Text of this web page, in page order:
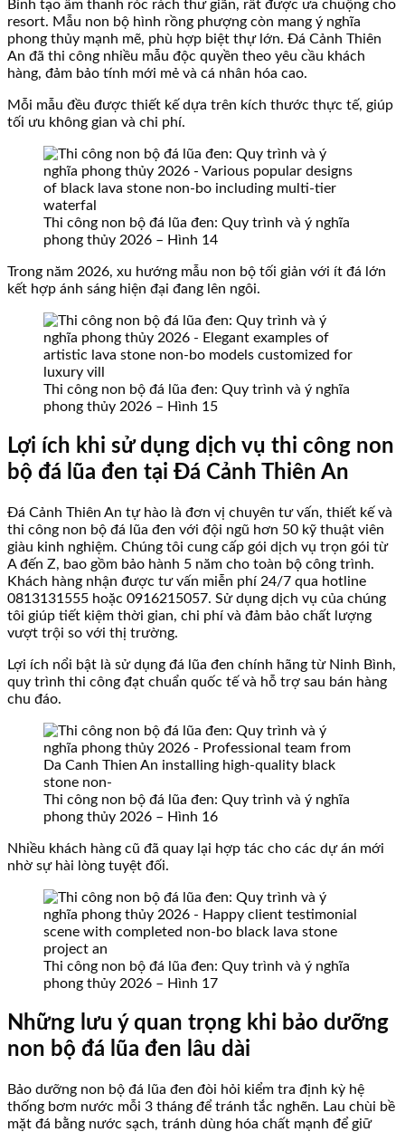
Bình tạo âm thanh róc rách thư giãn, rất được ưa chuộng cho
resort. Mẫu non bộ hình rồng phượng còn mang ý nghĩa
phong thủy mạnh mẽ, phù hợp biệt thự lớn. Đá Cảnh Thiên
An đã thi công nhiều mẫu độc quyền theo yêu cầu khách
hàng, đảm bảo tính mới mẻ và cá nhân hóa cao.
Mỗi mẫu đều được thiết kế dựa trên kích thước thực tế, giúp
tối ưu không gian và chi phí.
Thi công non bộ đá lũa đen: Quy trình và ý nghĩa
phong thủy 2026 – Hình 14
Trong năm 2026, xu hướng mẫu non bộ tối giản với ít đá lớn
kết hợp ánh sáng hiện đại đang lên ngôi.
Thi công non bộ đá lũa đen: Quy trình và ý nghĩa
phong thủy 2026 – Hình 15
Lợi ích khi sử dụng dịch vụ thi công non
bộ đá lũa đen tại Đá Cảnh Thiên An
Đá Cảnh Thiên An tự hào là đơn vị chuyên tư vấn, thiết kế và
thi công non bộ đá lũa đen với đội ngũ hơn 50 kỹ thuật viên
giàu kinh nghiệm. Chúng tôi cung cấp gói dịch vụ trọn gói từ
A đến Z, bao gồm bảo hành 5 năm cho toàn bộ công trình.
Khách hàng nhận được tư vấn miễn phí 24/7 qua hotline
0813131555 hoặc 0916215057. Sử dụng dịch vụ của chúng
tôi giúp tiết kiệm thời gian, chi phí và đảm bảo chất lượng
vượt trội so với thị trường.
Lợi ích nổi bật là sử dụng đá lũa đen chính hãng từ Ninh Bình,
quy trình thi công đạt chuẩn quốc tế và hỗ trợ sau bán hàng
chu đáo.
Thi công non bộ đá lũa đen: Quy trình và ý nghĩa
phong thủy 2026 – Hình 16
Nhiều khách hàng cũ đã quay lại hợp tác cho các dự án mới
nhờ sự hài lòng tuyệt đối.
Thi công non bộ đá lũa đen: Quy trình và ý nghĩa
phong thủy 2026 – Hình 17
Những lưu ý quan trọng khi bảo dưỡng
non bộ đá lũa đen lâu dài
Bảo dưỡng non bộ đá lũa đen đòi hỏi kiểm tra định kỳ hệ
thống bơm nước mỗi 3 tháng để tránh tắc nghẽn. Lau chùi bề
mặt đá bằng nước sạch, tránh dùng hóa chất mạnh để giữ